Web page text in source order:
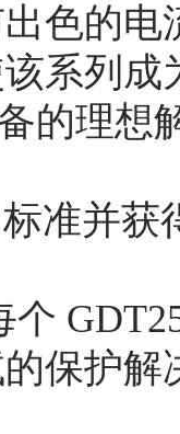
色的
系列
的理想
准并获
个
保护解